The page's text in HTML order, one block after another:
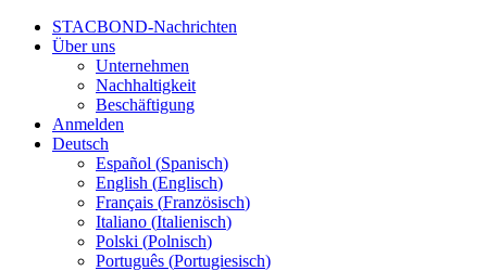
STACBOND-Nachrichten
Über uns
Unternehmen
Nachhaltigkeit
Beschäftigung
Anmelden
Deutsch
Español (Spanisch)
English (Englisch)
Français (Französisch)
Italiano (Italienisch)
Polski (Polnisch)
Português (Portugiesisch)